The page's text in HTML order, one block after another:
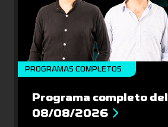
PROGRAMAS COMPLETOS
Programa completo del
08/08/2026